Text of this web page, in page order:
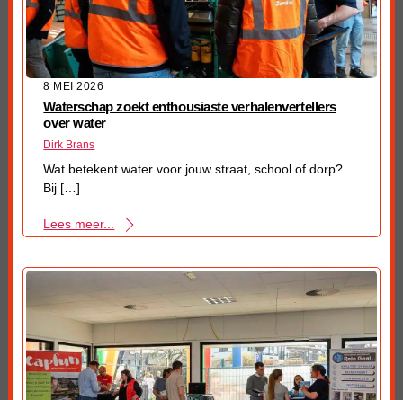
8 MEI 2026
Waterschap zoekt enthousiaste verhalenvertellers
over water
Dirk Brans
Wat betekent water voor jouw straat, school of dorp?
Bij […]
Lees meer...